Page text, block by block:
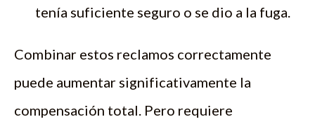
tenía suficiente seguro o se dio a la fuga.
Combinar estos reclamos correctamente
puede aumentar significativamente la
compensación total. Pero requiere